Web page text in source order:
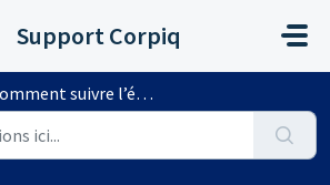
Support Corpiq
suivre l’évolution de ma demande ?